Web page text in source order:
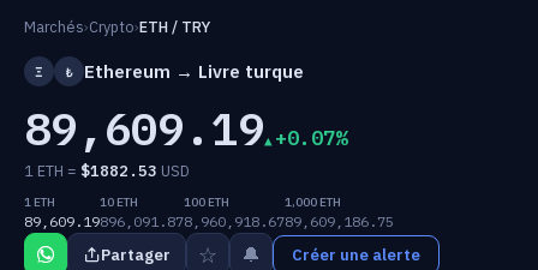
Marchés›Crypto›ETH / TRY
Ξ ₺ Ethereum → Livre turque
89,609.19 +0.07%
1 ETH = $1882.53 USD
1 ETH
89,609.19
10 ETH
896,091.87
100 ETH
8,960,918.67
1,000 ETH
89,609,186.75
Partager ☆ 🔔 Créer une alerte